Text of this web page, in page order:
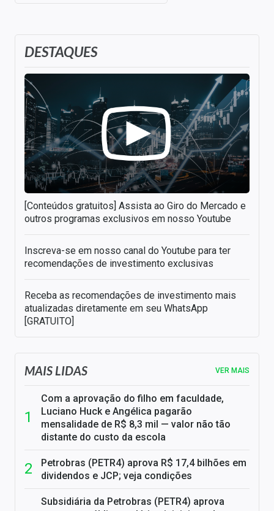
DESTAQUES
[Conteúdos gratuitos] Assista ao Giro do Mercado e
outros programas exclusivos em nosso Youtube
Inscreva-se em nosso canal do Youtube para ter
recomendações de investimento exclusivas
Receba as recomendações de investimento mais
atualizadas diretamente em seu WhatsApp
[GRATUITO]
MAIS LIDAS VER MAIS
Com a aprovação do filho em faculdade,
Luciano Huck e Angélica pagarão
mensalidade de R$ 8,3 mil — valor não tão
distante do custo da escola
Petrobras (PETR4) aprova R$ 17,4 bilhões em
dividendos e JCP; veja condições
Subsidiária da Petrobras (PETR4) aprova